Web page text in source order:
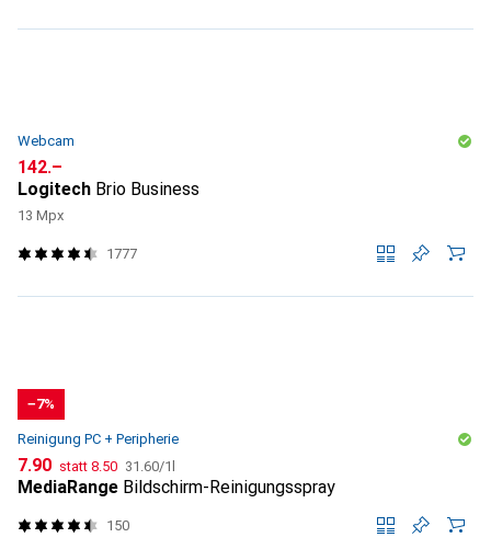
Webcam
CHF
142.–
Logitech Brio Business
13 Mpx
1777
−7%
Reinigung PC + Peripherie
CHF
7.90 statt CHF
8.50 CHF
31.60/1l
MediaRange Bildschirm-Reinigungsspray
150